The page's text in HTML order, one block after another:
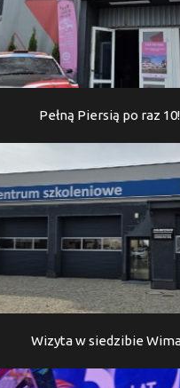
Pełną Piersią po raz 10!
Wizyta w siedzibie